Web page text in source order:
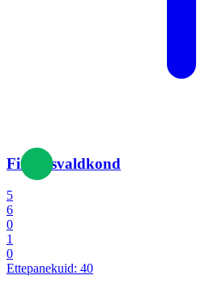
Finantsvaldkond
5
6
0
1
0
Ettepanekuid: 40